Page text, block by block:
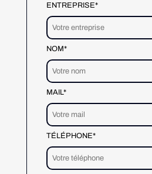
ENTREPRISE*
NOM*
MAIL*
TÉLÉPHONE*